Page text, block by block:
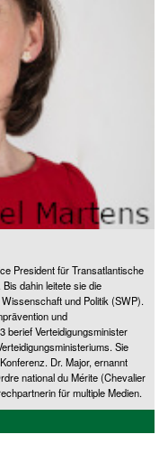
President für Transatlantische
dahin leitete sie die
und Politik (SWP).
und
berief Verteidigungsminister
Sie
Dr. Major, ernannt
national du Mérite (Chevalier
für multiple Medien.